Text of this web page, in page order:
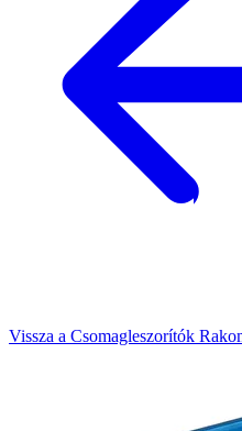
Vissza a Csomagleszorítók